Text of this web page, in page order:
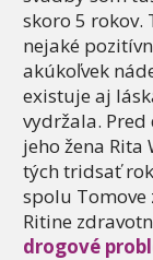
skoro 5 rokov.
nejaké
akúkoľvek
existuje aj
vydržala.
jeho žena Rita
tých tridsať
spolu Tomove
Ritine
drogové